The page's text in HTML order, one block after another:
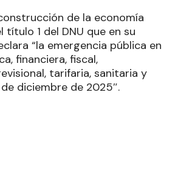
de la economía
título 1 del DNU que en su
“la emergencia pública en
financiera, fiscal,
tarifaria, sanitaria y
diciembre de 2025″.